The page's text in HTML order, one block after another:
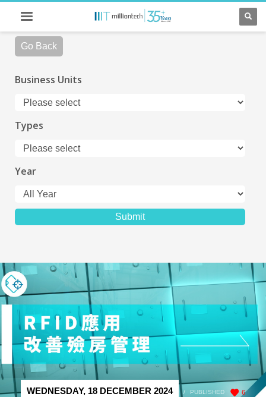
Go Back
Business Units
Types
Year
6
WEDNESDAY, 18 DECEMBER 2024 /
PUBLISHED